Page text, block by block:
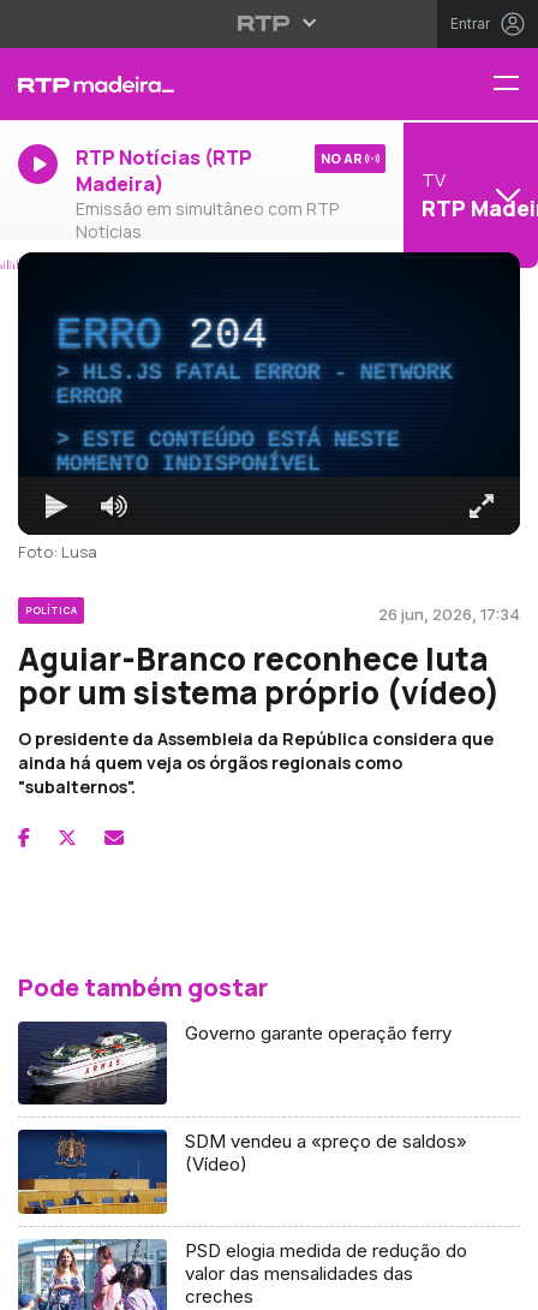
Entrar
RTP Notícias (RTP
Madeira)
Emissão em simultâneo com RTP
Notícias
NO AR
TV
RTP
ERRO204
HLS.JS FATAL ERROR - NETWORK
ERROR
ESTE CONTEÚDO ESTÁ NESTE
MOMENTO INDISPONÍVEL
Foto: Lusa
POLÍTICA 26 jun, 2026, 17:34
Aguiar-Branco reconhece luta
por um sistema próprio (vídeo)
O presidente da Assembleia da República considera que
ainda há quem veja os órgãos regionais como
"subalternos".
Pode também gostar
Governo garante operação ferry
SDM vendeu a «preço de saldos»
(Vídeo)
PSD elogia medida de redução do
valor das mensalidades das
creches